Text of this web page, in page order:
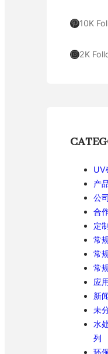
Pinterest 10K
Instagram 2K
UV
产
公
合
定
常
常
常
应
新
未
水
列